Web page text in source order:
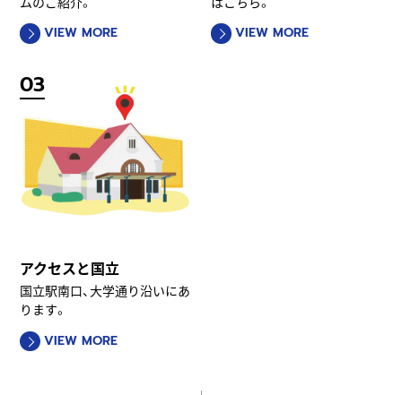
VIEW MORE VIEW MORE
03
アクセスと国立
国立駅南口、大学通り沿いにあ
ります。
VIEW MORE